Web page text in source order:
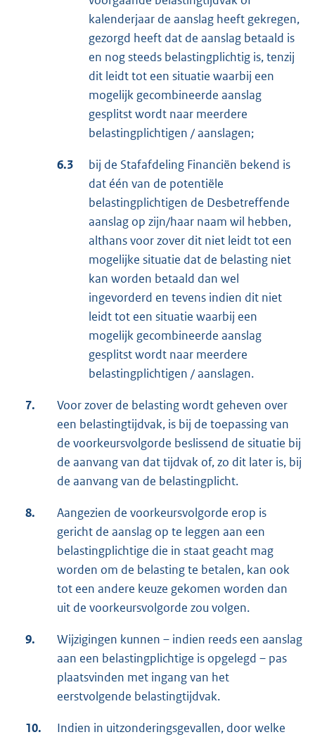
kalenderjaar de aanslag heeft gekregen,
gezorgd heeft dat de aanslag betaald is
en nog steeds belastingplichtig is, tenzij
dit leidt tot een situatie waarbij een
mogelijk gecombineerde aanslag
gesplitst wordt naar meerdere
belastingplichtigen / aanslagen;
6.3
bij de Stafafdeling Financiën bekend is
dat één van de potentiële
belastingplichtigen de Desbetreffende
aanslag op zijn/haar naam wil hebben,
althans voor zover dit niet leidt tot een
mogelijke situatie dat de belasting niet
kan worden betaald dan wel
ingevorderd en tevens indien dit niet
leidt tot een situatie waarbij een
mogelijk gecombineerde aanslag
gesplitst wordt naar meerdere
belastingplichtigen / aanslagen.
7.
Voor zover de belasting wordt geheven over
een belastingtijdvak, is bij de toepassing van
de voorkeursvolgorde beslissend de situatie bij
de aanvang van dat tijdvak of, zo dit later is, bij
de aanvang van de belastingplicht.
8.
Aangezien de voorkeursvolgorde erop is
gericht de aanslag op te leggen aan een
belastingplichtige die in staat geacht mag
worden om de belasting te betalen, kan ook
tot een andere keuze gekomen worden dan
uit de voorkeursvolgorde zou volgen.
9.
Wijzigingen kunnen – indien reeds een aanslag
aan een belastingplichtige is opgelegd – pas
plaatsvinden met ingang van het
eerstvolgende belastingtijdvak.
10.
Indien in uitzonderingsgevallen, door welke